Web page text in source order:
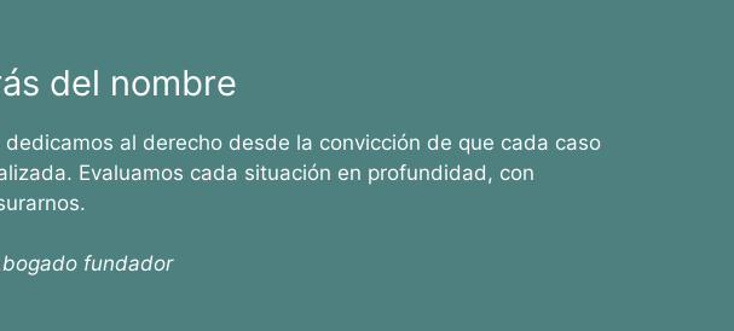
del nombre
dedicamos al derecho desde la convicción de que cada caso
Evaluamos cada situación en profundidad, con
fundador